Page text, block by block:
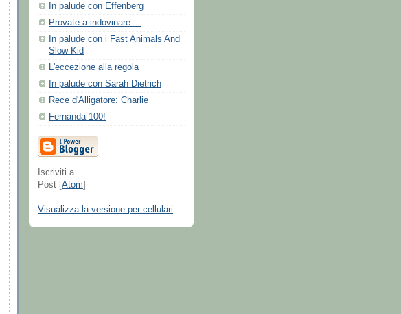
In palude con Effenberg
Provate a indovinare ...
In palude con i Fast Animals And
Slow Kid
L'eccezione alla regola
In palude con Sarah Dietrich
Rece d'Alligatore: Charlie
Fernanda 100!
Iscriviti a
Post [ Atom
Visualizza la versione per cellulari